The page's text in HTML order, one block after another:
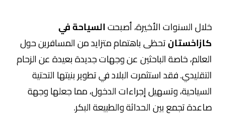
خلال السنوات الأخيرة، أصبحتالسياحة في
كازاخستانتحظى باهتمام متزايد من المسافرين حول
العالم، خاصة الباحثين عن وجهات جديدة بعيدة عن الزحام
التقليدي. فقد استثمرت البلاد في تطوير بنيتها التحتية
السياحية، وتسهيل إجراءات الدخول، مما جعلها وجهة
صاعدة تجمع بين الحداثة والطبيعة البكر.